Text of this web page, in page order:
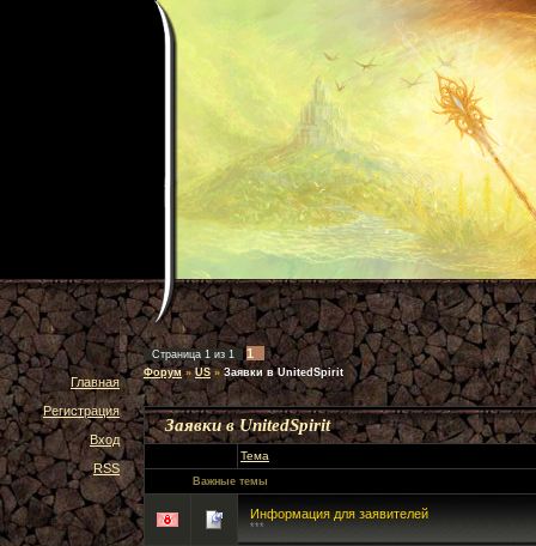
Главная
Регистрация
Вход
RSS
Страница 1 из 1 1
Форум » US » Заявки в UnitedSpirit
Заявки в UnitedSpirit
Тема
Важные темы
Информация для заявителей
***